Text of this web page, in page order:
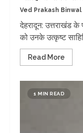
Ved Prakash Binwal
देहरादून: उत्तराखंड के
को उनके उत्कृष्ट
Read More
1 MIN READ